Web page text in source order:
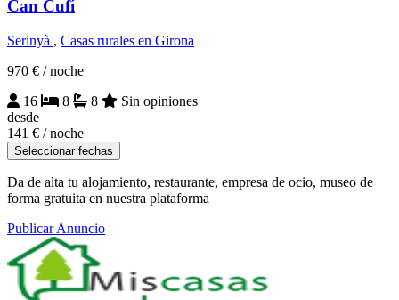
Can Cufí
Serinyà , Casas rurales en Girona
970 € / noche
16
8 8
Sin opiniones
desde
141 € / noche
Seleccionar fechas
Da de alta tu alojamiento, restaurante, empresa de ocio, museo de
forma gratuita en nuestra plataforma
Publicar Anuncio